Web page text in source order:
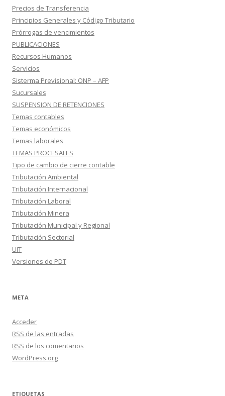
Precios de Transferencia
Principios Generales y Código Tributario
Prórrogas de vencimientos
PUBLICACIONES
Recursos Humanos
Servicios
Sisterma Previsional: ONP – AFP
Sucursales
SUSPENSION DE RETENCIONES
Temas contables
Temas económicos
Temas laborales
TEMAS PROCESALES
Tipo de cambio de cierre contable
Tributación Ambiental
Tributación Internacional
Tributación Laboral
Tributación Minera
Tributación Municipal y Regional
Tributación Sectorial
UIT
Versiones de PDT
META
Acceder
RSS de las entradas
RSS de los comentarios
WordPress.org
ETIQUETAS